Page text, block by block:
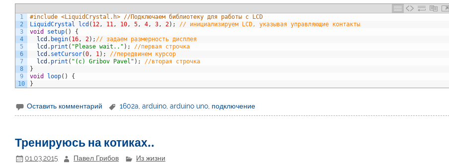
1
2
3
4
5
6
7
8
9
10
#include <LiquidCrystal.h> //Подключаем библиотеку для работы с LCD
LiquidCrystal
lcd ( 12, 11, 10, 5, 4, 3, 2) ;
// инициализируем LCD, указывая управляющие контакты
void
setup( )
{
lcd . begin( 16, 2) ; // задаем размерность дисплея
lcd . print ( "Please wait.." ) ;
//первая строчка
lcd . setCursor(0, 1) ;
//передвинем курсор
lcd . print ( "(c) Gribov Pavel" ) ;
//вторая строчка
}
void
loop( )
{
}
Оставить комментарий 1602a ,arduino ,arduino uno подключение
Тренируюсь на котиках..
01.03.2015 Павел Грибов Из жизни